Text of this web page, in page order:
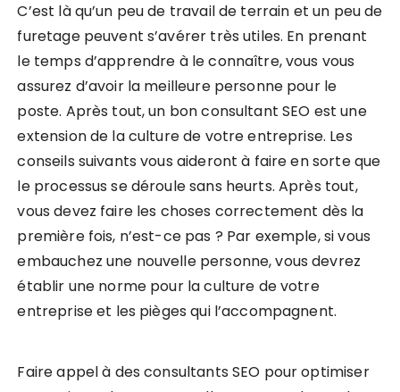
C’est là qu’un peu de travail de terrain et un peu de
furetage peuvent s’avérer très utiles. En prenant
le temps d’apprendre à le connaître, vous vous
assurez d’avoir la meilleure personne pour le
poste. Après tout, un bon consultant SEO est une
extension de la culture de votre entreprise. Les
conseils suivants vous aideront à faire en sorte que
le processus se déroule sans heurts. Après tout,
vous devez faire les choses correctement dès la
première fois, n’est-ce pas ? Par exemple, si vous
embauchez une nouvelle personne, vous devrez
établir une norme pour la culture de votre
entreprise et les pièges qui l’accompagnent.
Faire appel à des consultants SEO pour optimiser